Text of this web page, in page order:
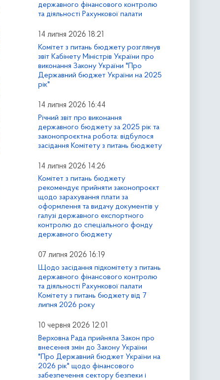
державного фінансового контролю
та діяльності Рахункової палати
14 липня 2026 18:21
Комітет з питань бюджету розглянув
звіт Кабінету Міністрів України про
виконання Закону України "Про
Державний бюджет України на 2025
рік"
14 липня 2026 16:44
Річний звіт про виконання
державного бюджету за 2025 рік та
законопроєктна робота: відбулося
засідання Комітету з питань бюджету
14 липня 2026 14:26
Комітет з питань бюджету
рекомендує прийняти законопроєкт
щодо зарахування плати за
оформлення та видачу документів у
галузі державного експортного
контролю до спеціального фонду
державного бюджету
07 липня 2026 16:19
Щодо засідання підкомітету з питань
державного фінансового контролю
та діяльності Рахункової палати
Комітету з питань бюджету від 7
липня 2026 року
10 червня 2026 12:01
Верховна Рада прийняла Закон про
внесення змін до Закону України
"Про Державний бюджет України на
2026 рік" щодо фінансового
забезпечення сектору безпеки і